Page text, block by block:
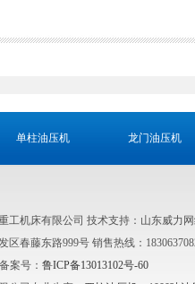
单柱油压机 龙门油压机
工机床有限公司 技术支持：山东威力
区春藤东路999号 销售热线：
案号： 鲁ICP备13013102号-60